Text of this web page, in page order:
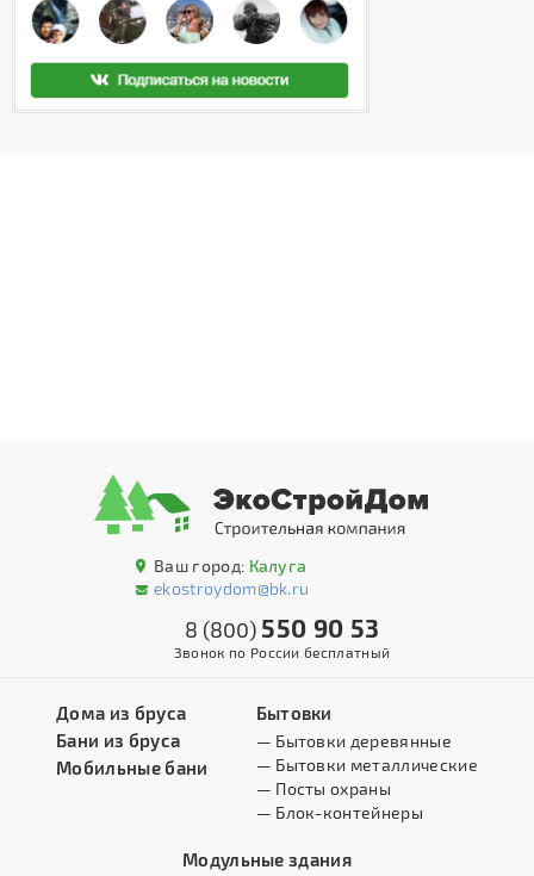
Ваш город: Калуга
ekostroydom@bk.ru
8 (800) 550 90 53
Звонок по России бесплатный
Дома из бруса
Бани из бруса
Мобильные бани
Бытовки
— Бытовки деревянные
— Бытовки металлические
— Посты охраны
— Блок-контейнеры
Модульные здания